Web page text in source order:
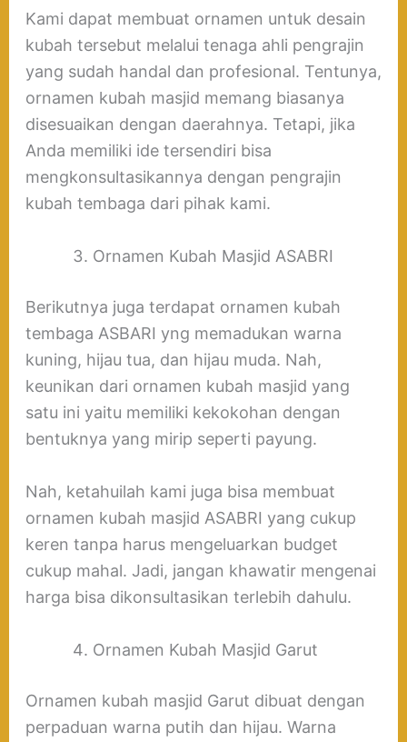
Kami dapat membuat ornamen untuk desain
kubah tersebut melalui tenaga ahli pengrajin
yang sudah handal dan profesional. Tentunya,
ornamen kubah masjid memang biasanya
disesuaikan dengan daerahnya. Tetapi, jika
Anda memiliki ide tersendiri bisa
mengkonsultasikannya dengan pengrajin
kubah tembaga dari pihak kami.
Ornamen Kubah Masjid ASABRI
Berikutnya juga terdapat ornamen kubah
tembaga ASBARI yng memadukan warna
kuning, hijau tua, dan hijau muda. Nah,
keunikan dari ornamen kubah masjid yang
satu ini yaitu memiliki kekokohan dengan
bentuknya yang mirip seperti payung.
Nah, ketahuilah kami juga bisa membuat
ornamen kubah masjid ASABRI yang cukup
keren tanpa harus mengeluarkan budget
cukup mahal. Jadi, jangan khawatir mengenai
harga bisa dikonsultasikan terlebih dahulu.
Ornamen Kubah Masjid Garut
Ornamen kubah masjid Garut dibuat dengan
perpaduan warna putih dan hijau. Warna